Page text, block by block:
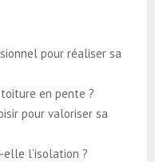
pour réaliser sa
en pente ?
pour valoriser sa
l’isolation ?